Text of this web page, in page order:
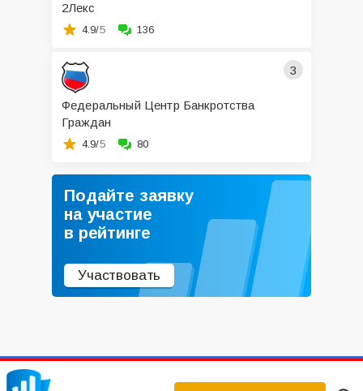
2Лекс
4.9/5 136
3
Федеральный Центр Банкротства
Граждан
4.9/5 80
Подайте заявку
на участие
в рейтинге
Участвовать